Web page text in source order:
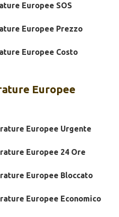
Europee SOS
Europee Prezzo
Europee Costo
Europee
Europee Urgente
Europee 24 Ore
Europee Bloccato
Europee Economico